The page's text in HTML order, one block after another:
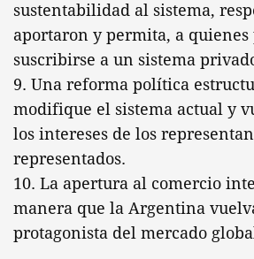
sustentabilidad al sistema,
aportaron y permita, a
suscribirse a un sistema
9. Una reforma política
modifique el sistema actual y
los intereses de los
representados.
10. La apertura al comercio
manera que la Argentina
protagonista del mercado